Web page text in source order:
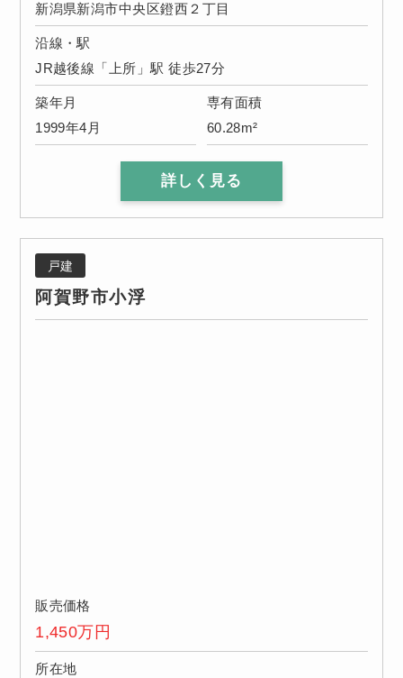
新潟県新潟市中央区鐙西２丁目
沿線・駅
JR越後線「上所」駅 徒歩27分
築年月
1999年4月
専有面積
60.28m²
詳しく見る
戸建
阿賀野市小浮
販売価格
1,450万円
所在地